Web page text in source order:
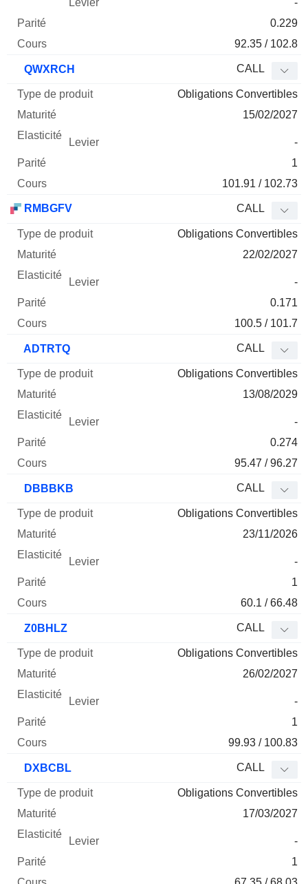
-
0.229
92.35 / 102.8
QWXRCH CALL
Obligations Convertibles
15/02/2027
-
1
101.91 / 102.73
RMBGFV CALL
Obligations Convertibles
22/02/2027
-
0.171
100.5 / 101.7
ADTRTQ CALL
Obligations Convertibles
13/08/2029
-
0.274
95.47 / 96.27
DBBBKB CALL
Obligations Convertibles
23/11/2026
-
1
60.1 / 66.48
Z0BHLZ CALL
Obligations Convertibles
26/02/2027
-
1
99.93 / 100.83
DXBCBL CALL
Obligations Convertibles
17/03/2027
-
1